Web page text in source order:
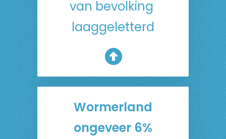
van bevolking
laaggeletterd
Wormerland
ongeveer 6%